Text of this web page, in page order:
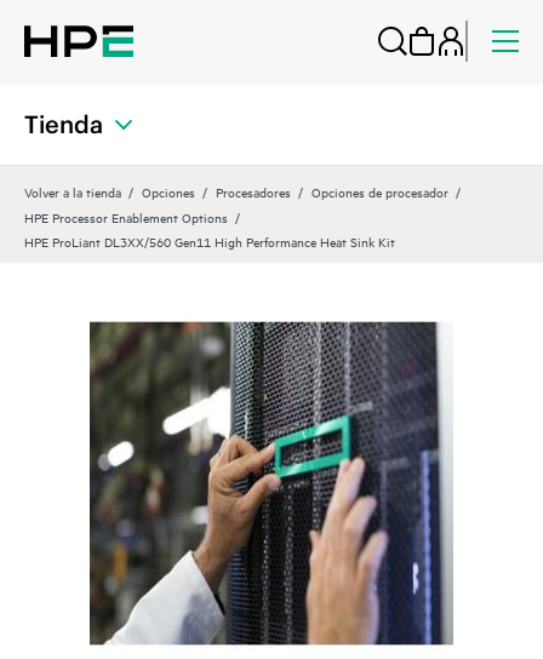
Tienda
Volver a la tienda Opciones Procesadores
Opciones de procesador
HPE Processor Enablement Options
HPE ProLiant DL3XX/560 Gen11 High Performance Heat Sink Kit